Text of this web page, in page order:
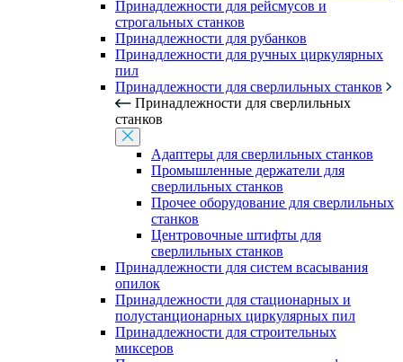
Принадлежности для рейсмусов и
строгальных станков
Принадлежности для рубанков
Принадлежности для ручных циркулярных
пил
Принадлежности для сверлильных станков
Принадлежности для сверлильных
станков
Адаптеры для сверлильных станков
Промышленные держатели для
сверлильных станков
Прочее оборудование для сверлильных
станков
Центровочные штифты для
сверлильных станков
Принадлежности для систем всасывания
опилок
Принадлежности для стационарных и
полустанционарных циркулярных пил
Принадлежности для строительных
миксеров